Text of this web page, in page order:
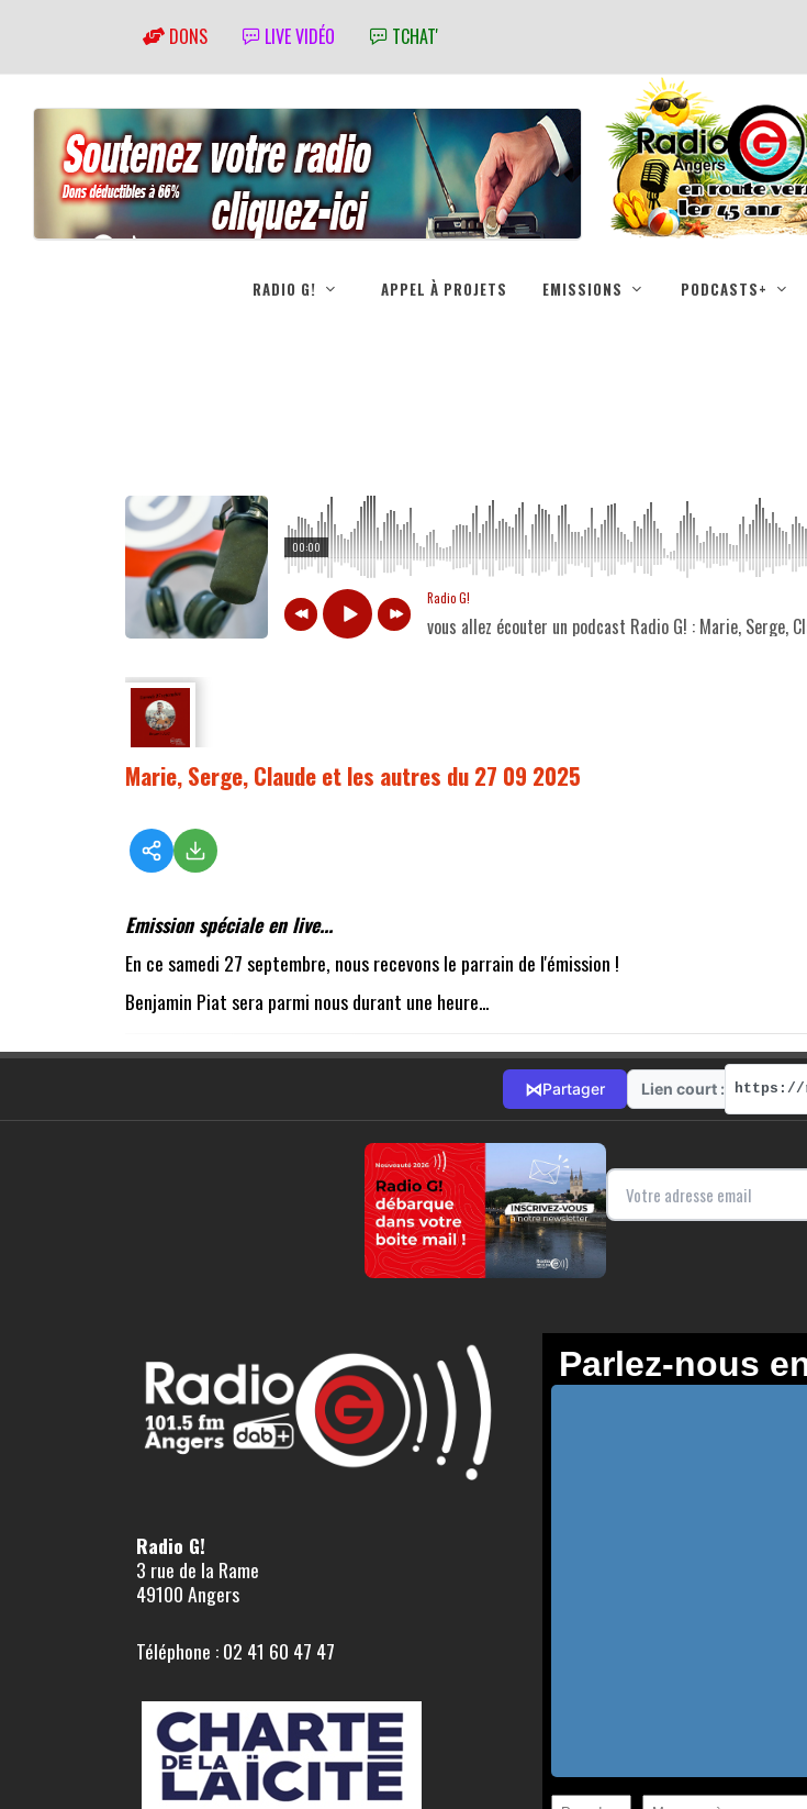
DONS LIVE VIDÉO TCHAT'
RADIO G! APPEL À PROJETS EMISSIONS PODCASTS+
00:00
Radio G!
vous allez écouter un podcast Radio G! : Marie, Serge,
Marie, Serge, Claude et les autres du 27 09 2025
Emission spéciale en live...
En ce samedi 27 septembre, nous recevons le parrain de l'émission !
Benjamin Piat sera parmi nous durant une heure...
⋈Partager Lien court :
Radio G!
3 rue de la Rame
49100 Angers
Téléphone : 02 41 60 47 47